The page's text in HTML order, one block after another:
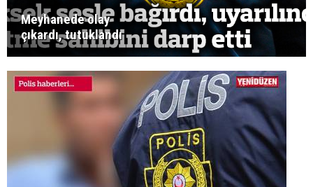
Meyhanede olay
çıkardı, tutuklandı